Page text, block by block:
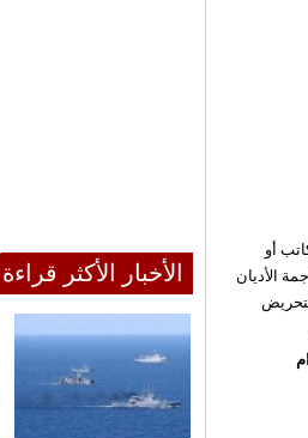
أو
الأديان
الأخبار الأكثر قراءة